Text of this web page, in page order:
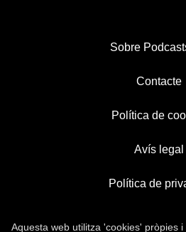
Sobre
Contacte
Política de
Avís legal
Política de
Aquesta web utilitza 'cookies' pròpies